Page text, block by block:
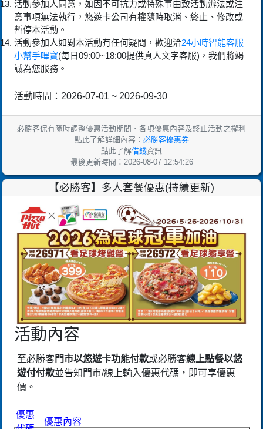
活動參加人同意，如因不可抗力或特殊事由致活動辦法或注
意事項無法執行，悠遊卡公司有權隨時取消、終止、修改或
暫停本活動。
活動參加人如對本活動有任何疑問，歡迎洽24小時智能客服
小幫手嗶寶(每日09:00~18:00提供真人文字客服)，我們將竭
誠為您服務。
活動時間：2026-07-01 ~ 2026-09-30
必勝客保有隨時調整優惠活動期間、各項優惠內容及終止活動之權利
點此了解詳細內容： 必勝客優惠券
點此了解借錢資訊
最後更新時間：2026-08-07 12:54:26
【必勝客】多人套餐優惠(持續更新)
活動內容
至必勝客門市以悠遊卡功能付款或必勝客線上點餐以悠
遊付付款並告知門市/線上輸入優惠代碼，即可享優惠
價。
優惠
優惠內容